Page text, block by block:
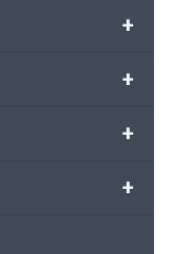
+
+
+
+